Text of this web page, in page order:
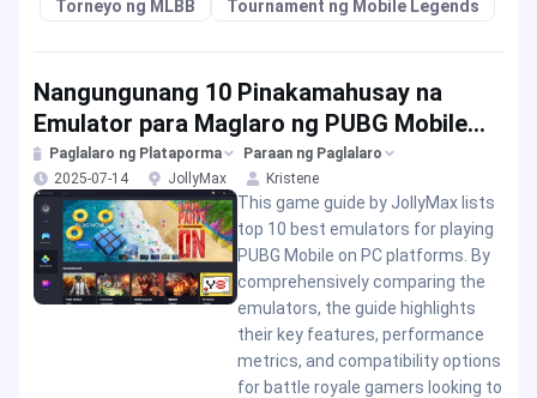
Torneyo ng MLBB Tournament ng Mobile Legends
Nangungunang 10 Pinakamahusay na
Emulator para Maglaro ng PUBG Mobile
(PUBGM) sa mga Plataporma ng PC
Gaming
Paglalaro ng Plataporma
Paraan ng Paglalaro
2025-07-14
JollyMax Kristene
This game guide by JollyMax lists
top 10 best emulators for playing
PUBG Mobile on PC platforms. By
comprehensively comparing the
emulators, the guide highlights
their key features, performance
metrics, and compatibility options
for battle royale gamers looking to